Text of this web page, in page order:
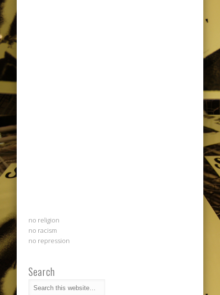
no religion
no racism
no repression
Search